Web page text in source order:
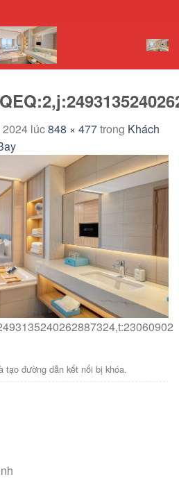
2024 lúc848 × 477trong Khách
tạo đường dẫn kết nối bị khóa.